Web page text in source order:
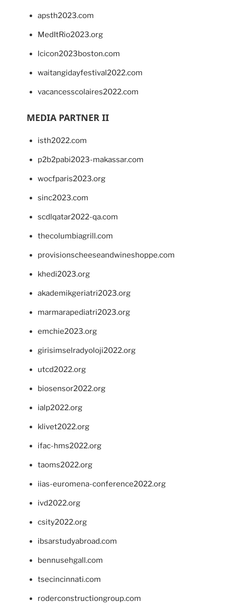
apsth2023.com
MedItRio2023.org
lcicon2023boston.com
waitangidayfestival2022.com
vacancesscolaires2022.com
MEDIA PARTNER II
isth2022.com
p2b2pabi2023-makassar.com
wocfparis2023.org
sinc2023.com
scdlqatar2022-qa.com
thecolumbiagrill.com
provisionscheeseandwineshoppe.com
khedi2023.org
akademikgeriatri2023.org
marmarapediatri2023.org
emchie2023.org
girisimselradyoloji2022.org
utcd2022.org
biosensor2022.org
ialp2022.org
klivet2022.org
ifac-hms2022.org
taoms2022.org
iias-euromena-conference2022.org
ivd2022.org
csity2022.org
ibsarstudyabroad.com
bennusehgall.com
tsecincinnati.com
roderconstructiongroup.com